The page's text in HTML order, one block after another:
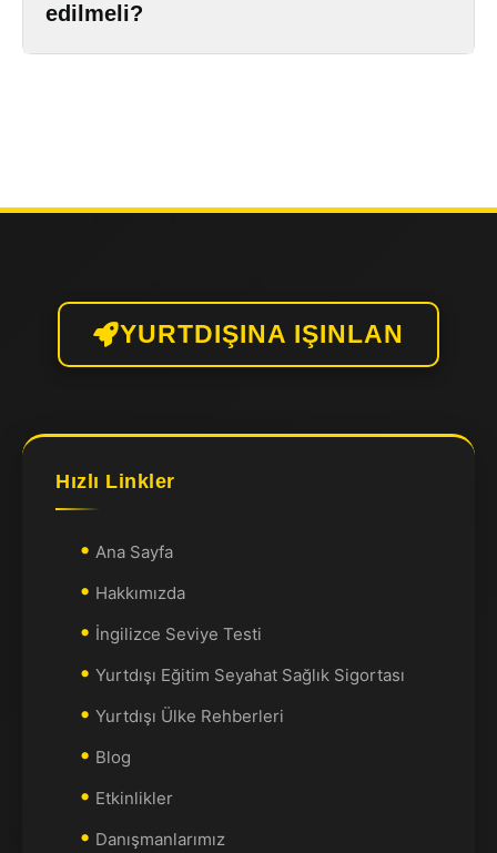
edilmeli?
YURTDIŞINA IŞINLAN
Hızlı Linkler
Ana Sayfa
Hakkımızda
İngilizce Seviye Testi
Yurtdışı Eğitim Seyahat Sağlık Sigortası
Yurtdışı Ülke Rehberleri
Blog
Etkinlikler
Danışmanlarımız